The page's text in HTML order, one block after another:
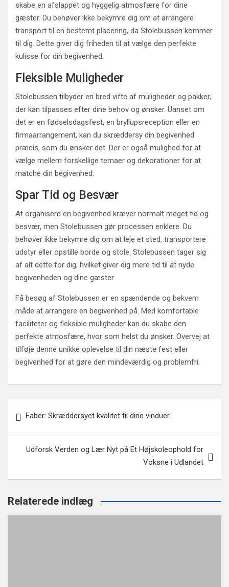
skabe en afslappet og hyggelig atmosfære for dine
gæster. Du behøver ikke bekymre dig om at arrangere
transport til en bestemt placering, da Stolebussen kommer
til dig. Dette giver dig friheden til at vælge den perfekte
kulisse for din begivenhed.
Fleksible Muligheder
Stolebussen tilbyder en bred vifte af muligheder og pakker,
der kan tilpasses efter dine behov og ønsker. Uanset om
det er en fødselsdagsfest, en bryllupsreception eller en
firmaarrangement, kan du skræddersy din begivenhed
præcis, som du ønsker det. Der er også mulighed for at
vælge mellem forskellige temaer og dekorationer for at
matche din begivenhed.
Spar Tid og Besvær
At organisere en begivenhed kræver normalt meget tid og
besvær, men Stolebussen gør processen enklere. Du
behøver ikke bekymre dig om at leje et sted, transportere
udstyr eller opstille borde og stole. Stolebussen tager sig
af alt dette for dig, hvilket giver dig mere tid til at nyde
begivenheden og dine gæster.
Få besøg af Stolebussen er en spændende og bekvem
måde at arrangere en begivenhed på. Med komfortable
faciliteter og fleksible muligheder kan du skabe den
perfekte atmosfære, hvor som helst du ønsker. Overvej at
tilføje denne unikke oplevelse til din næste fest eller
begivenhed for at gøre den mindeværdig og problemfri.
Faber: Skræddersyet kvalitet til dine vinduer
Udforsk Verden og Lær Nyt på Et Højskoleophold for
Voksne i Udlandet
Relaterede indlæg